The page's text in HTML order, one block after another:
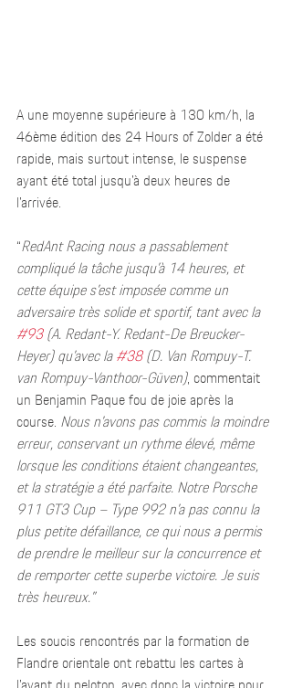
A une moyenne supérieure à 130 km/h, la
46ème édition des 24 Hours of Zolder a été
rapide, mais surtout intense, le suspense
ayant été total jusqu’à deux heures de
l’arrivée.
“RedAnt Racing nous a passablement
compliqué la tâche jusqu’à 14 heures, et
cette équipe s’est imposée comme un
adversaire très solide et sportif, tant avec la
#93 (A. Redant-Y. Redant-De Breucker-
Heyer) qu’avec la #38 (D. Van Rompuy-T.
van Rompuy-Vanthoor-Güven), commentait
un Benjamin Paque fou de joie après la
course. Nous n’avons pas commis la moindre
erreur, conservant un rythme élevé, même
lorsque les conditions étaient changeantes,
et la stratégie a été parfaite. Notre Porsche
911 GT3 Cup – Type 992 n’a pas connu la
plus petite défaillance, ce qui nous a permis
de prendre le meilleur sur la concurrence et
de remporter cette superbe victoire. Je suis
très heureux.”
Les soucis rencontrés par la formation de
Flandre orientale ont rebattu les cartes à